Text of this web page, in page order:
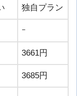
独自プラン
ｰ
3661円
3685円